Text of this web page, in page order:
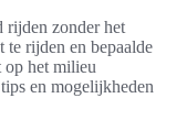
rijden zonder het
rijden en bepaalde
op het milieu
en mogelijkheden